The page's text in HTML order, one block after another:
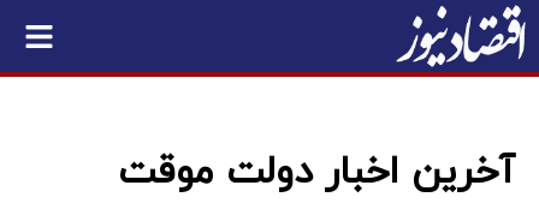
آخرین اخبار دولت موقت